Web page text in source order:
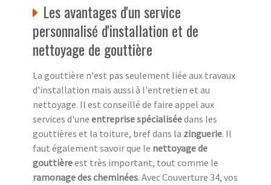
Les avantages d'un service
personnalisé d'installation et de
nettoyage de gouttière
La gouttière n'est pas seulement liée aux travaux
d'installation mais aussi à l'entretien et au
nettoyage. Il est conseillé de faire appel aux
services d'une entreprise spécialiséedans les
gouttières et la toiture, bref dans la zinguerie. Il
faut également savoir que le nettoyage de
gouttièreest très important, tout comme le
ramonage des cheminées. Avec Couverture 34, vos